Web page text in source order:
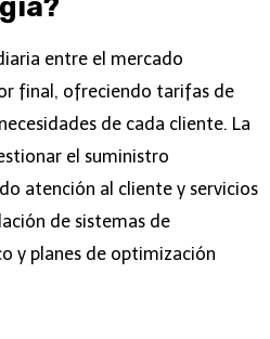
entre el mercado
final, ofreciendo tarifas de
de cada cliente. La
el suministro
atención al cliente y servicios
de sistemas de
y planes de optimización